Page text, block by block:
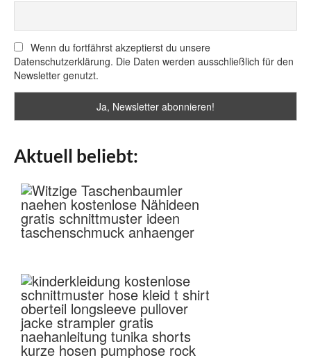
Wenn du fortfährst akzeptierst du unsere
Datenschutzerklärung. Die Daten werden ausschließlich für den
Newsletter genutzt.
Aktuell beliebt: